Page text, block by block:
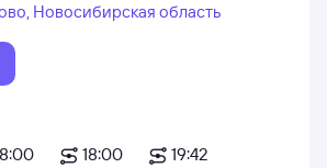
Новосибирская область
18:00 19:42